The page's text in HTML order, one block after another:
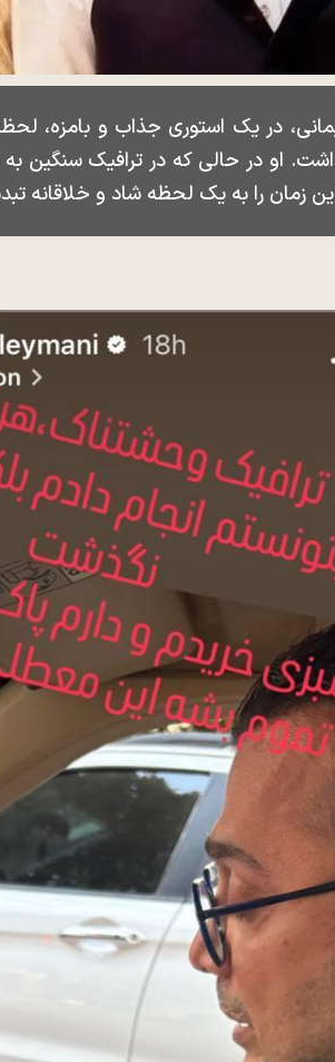
در یک استوری جذاب و بامزه،
او در حالی که در ترافیک سنگین
زمان را به یک لحظه شاد و خلاقانه